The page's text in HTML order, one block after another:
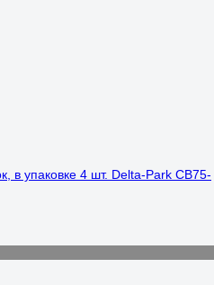
в упаковке 4 шт. Delta-Park CB75-